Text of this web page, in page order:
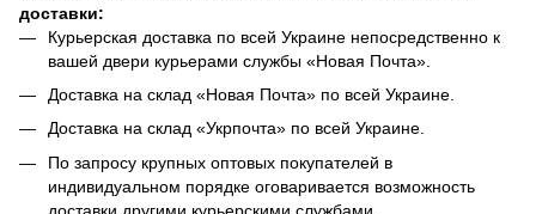
доставки:
Курьерская доставка по всей Украине непосредственно к
вашей двери курьерами службы «Новая Почта».
Доставка на склад «Новая Почта» по всей Украине.
Доставка на склад «Укрпочта» по всей Украине.
По запросу крупных оптовых покупателей в
индивидуальном порядке оговаривается возможность
доставки другими курьерскими службами.